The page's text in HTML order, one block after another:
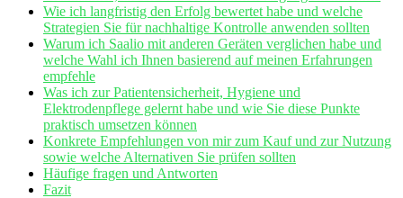
Wie ich langfristig den Erfolg bewertet habe⁢ und welche
Strategien Sie für nachhaltige​ Kontrolle anwenden ‌sollten
Warum ​ich ​Saalio mit anderen Geräten​ verglichen habe und
welche Wahl ich Ihnen basierend auf meinen Erfahrungen
⁢empfehle
Was ich zur Patientensicherheit, Hygiene und
Elektrodenpflege gelernt⁣ habe und wie‍ Sie diese Punkte
praktisch umsetzen ⁣können
Konkrete Empfehlungen von mir zum Kauf und zur Nutzung
sowie welche Alternativen Sie ⁢prüfen⁣ sollten
Häufige‍ fragen und Antworten
Fazit